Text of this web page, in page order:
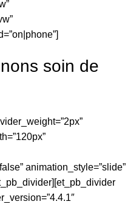
soin de
animation_style=”slide”